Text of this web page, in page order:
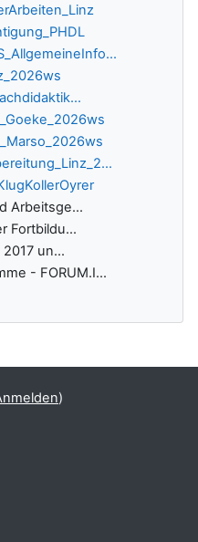
Arbeitsge...
Fortbildu...
un...
- FORUM.I...
)